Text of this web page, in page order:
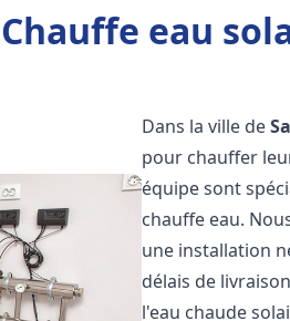
eau
Dans la ville de
pour chauffer
équipe sont
chauffe eau.
une installation
délais de
l'eau chaude